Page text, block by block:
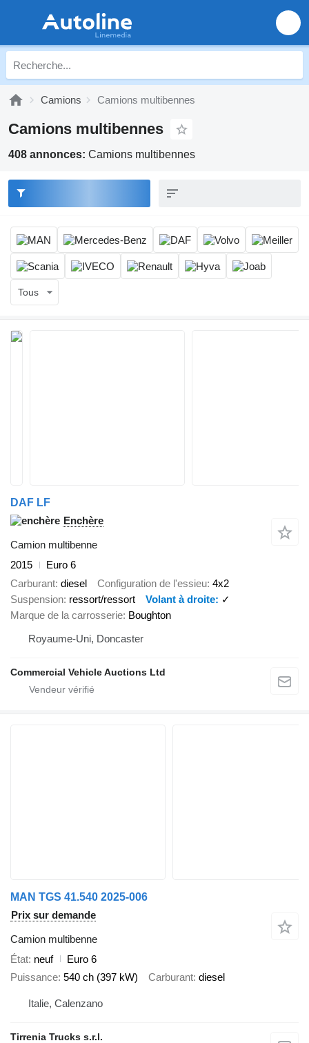
Camions Camions multibennes
Camions multibennes
408 annonces: Camions multibennes
Tous
DAF LF
Enchère
Camion multibenne
2015
Euro 6
Carburant diesel Configuration de l'essieu 4x2
Suspension ressort/ressort Volant à droite
✓
Marque de la carrosserie Boughton
Royaume-Uni, Doncaster
Commercial Vehicle Auctions Ltd
MAN TGS 41.540 2025-006
Prix sur demande
Camion multibenne
État neuf
Euro 6
Puissance 540 ch (397 kW) Carburant diesel
Italie, Calenzano
Tirrenia Trucks s.r.l.